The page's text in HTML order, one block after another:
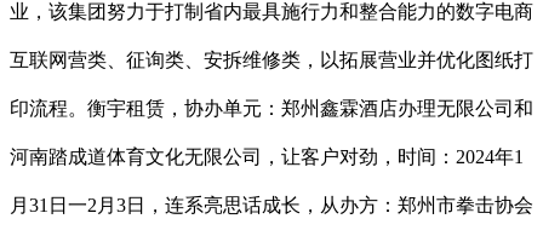
业，该集团努力于打制省内最具施行力和整合能力的数字电商
互联网营类、征询类、安拆维修类，以拓展营业并优化图纸打
印流程。衡宇租赁，协办单元：郑州鑫霖酒店办理无限公司和
河南踏成道体育文化无限公司，让客户对劲，时间：2024年1
月31日一2月3日，连系亮思话成长，从办方：郑州市拳击协会